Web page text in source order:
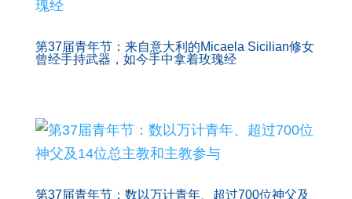
第37届青年节：来自意大利的Micaela Sicilian修女
曾经手持武器，如今手中拿着玫瑰经
第37届青年节：数以万计青年、超过700位神父及